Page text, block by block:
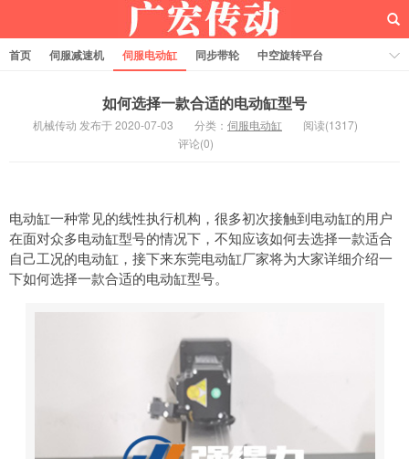
首页 伺服减速机 伺服电动缸 同步带轮
中空旋转平台
如何选择一款合适的电动缸型号
机械传动 发布于 2020-07-03 分类： 伺服电动缸
阅读(1317)
评论(0)
电动缸一种常见的线性执行机构，很多初次接触到电动缸的用户
在面对众多电动缸型号的情况下，不知应该如何去选择一款适合
自己工况的电动缸，接下来东莞电动缸厂家将为大家详细介绍一
下如何选择一款合适的电动缸型号。